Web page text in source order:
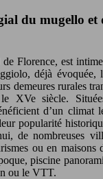
du mugello et
Florence, est
déjà
demeures rurales
XVe siècle.
d’un climat
popularité
de nombreuses
ou en maisons
piscine
ou le VTT.